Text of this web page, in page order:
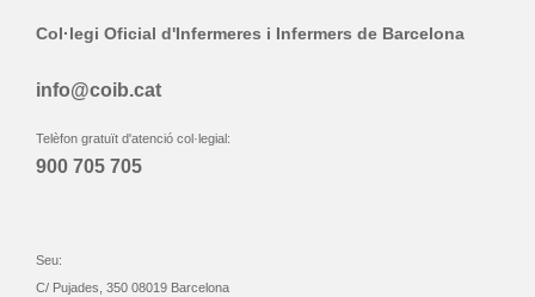
Col·legi Oficial d'Infermeres i Infermers de Barcelona
info@coib.cat
Telèfon gratuït d'atenció col·legial:
900 705 705
Seu:
C/ Pujades, 350 08019 Barcelona